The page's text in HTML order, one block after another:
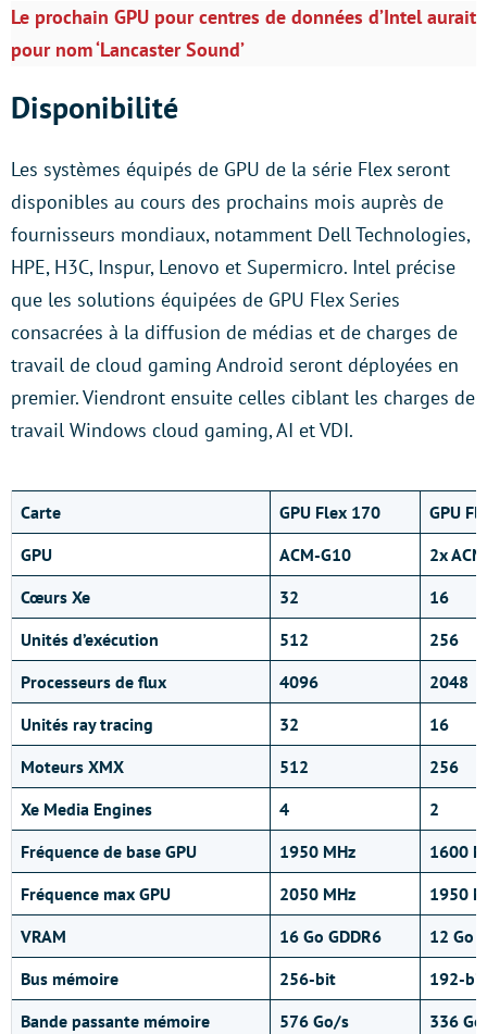
Le prochain GPU pour centres de données d’Intel aurait
pour nom ‘Lancaster Sound’
Disponibilité
Les systèmes équipés de GPU de la série Flex seront
disponibles au cours des prochains mois auprès de
fournisseurs mondiaux, notamment Dell Technologies,
HPE, H3C, Inspur, Lenovo et Supermicro. Intel précise
que les solutions équipées de GPU Flex Series
consacrées à la diffusion de médias et de charges de
travail de cloud gaming Android seront déployées en
premier. Viendront ensuite celles ciblant les charges de
travail Windows cloud gaming, AI et VDI.
Carte GPU Flex 170
GPU
GPU
ACM-G10
2x
Cœurs Xe
32
16
Unités d’exécution
512
256
Processeurs de flux
4096
2048
Unités ray tracing
32
16
Moteurs XMX
512
256
Xe Media Engines
4
2
Fréquence de base GPU
1950 MHz
1600
Fréquence max GPU
2050 MHz
1950
VRAM
16 Go GDDR6
12 Go
Bus mémoire
256-bit
192-
Bande passante mémoire
576 Go/s 336